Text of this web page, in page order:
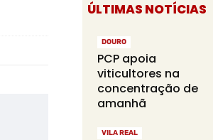
ÚLTIMAS NOTÍCIAS
DOURO
PCP apoia
viticultores na
concentração de
amanhã
VILA REAL